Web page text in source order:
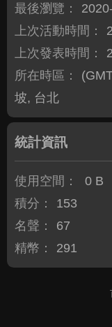
最後瀏覽：
上次活動時間：
上次發表時間：
所在時區：
坡, 台北
統計資訊
使用空間：
0 B
積分：
153
名聲：
67
精幣：
291